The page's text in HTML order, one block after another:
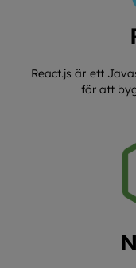
React.js är ett
för att